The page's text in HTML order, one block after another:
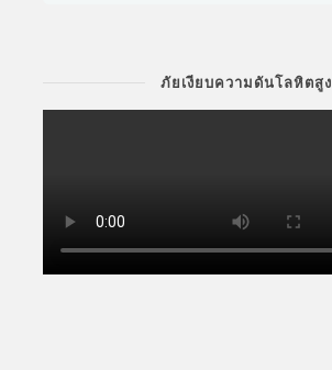
ภัยเงียบความดันโลหิตสูง